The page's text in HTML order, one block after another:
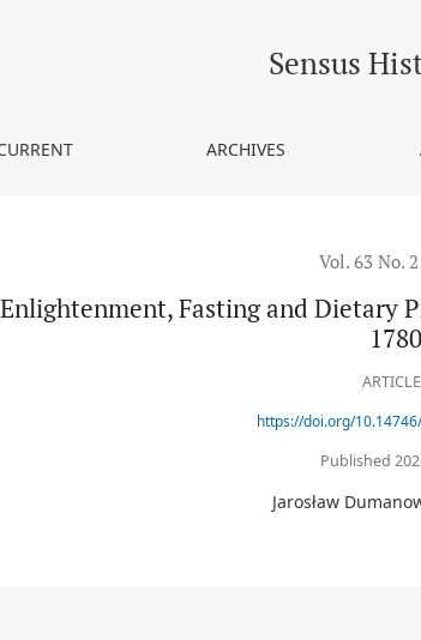
Fasting and Dietary Practices in the Menu of
Sensus
ARCHIVES
is:
Vol. 63 No.
Enlightenment, Fasting and
1780
https://doi.org/
Published
Jarosław